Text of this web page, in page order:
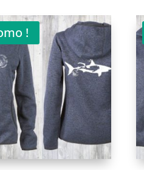
: est :
45,00€.
!